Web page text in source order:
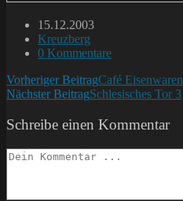
Beitrag
veröffentlicht:
15.12.2003
Beitrags-
Kategorie:
Kreuzberg
Beitrags-
0 Kommentare
Weitere
Artikel
ansehen
Vorheriger BeitragCafé Eisenwaren
Nächster BeitragSchlesisches Tor 3
Schreibe einen Kommentar
Kommentieren